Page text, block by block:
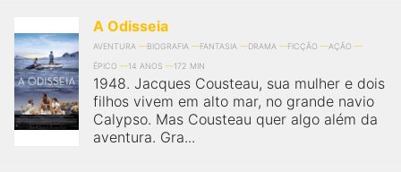
A Odisseia
AVENTURA BIOGRAFIA FANTASIA DRAMA FICÇÃO
AÇÃO
ÉPICO
14 ANOS 172 MIN
1948. Jacques Cousteau, sua mulher e dois
filhos vivem em alto mar, no grande navio
Calypso. Mas Cousteau quer algo além da
aventura. Gra...